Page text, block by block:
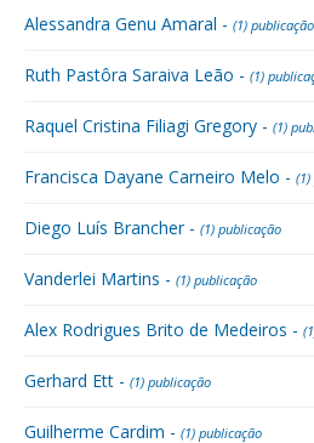
Alessandra Genu Amaral - (1) publicação
Ruth Pastôra Saraiva Leão - (1)
Raquel Cristina Filiagi Gregory - (1)
Francisca Dayane Carneiro Melo -
Diego Luís Brancher - (1) publicação
Vanderlei Martins - (1) publicação
Alex Rodrigues Brito de Medeiros -
Gerhard Ett - (1) publicação
Guilherme Cardim - (1) publicação